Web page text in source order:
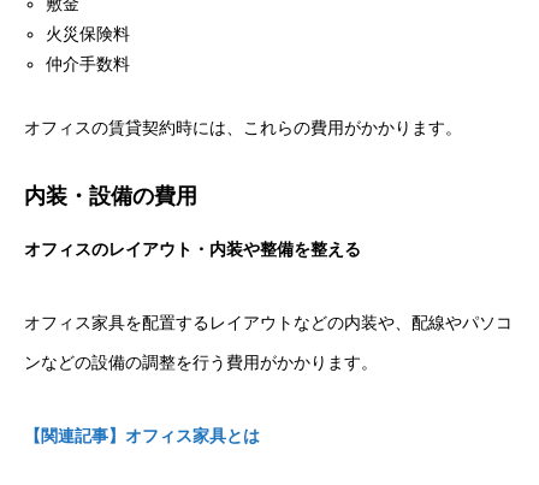
火災保険料
仲介手数料
オフィスの賃貸契約時には、これらの費用がかかります。
内装・設備の費用
オフィスのレイアウト・内装や整備を整える
オフィス家具を配置するレイアウトなどの内装や、配線やパソコ
ンなどの設備の調整を行う費用がかかります。
【関連記事】オフィス家具とは